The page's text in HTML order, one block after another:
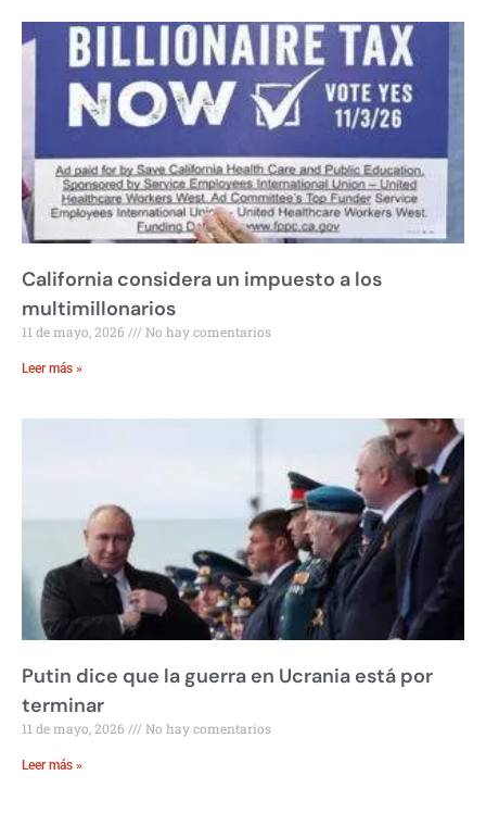
California considera un impuesto a los
multimillonarios
11 de mayo, 2026 No hay comentarios
Leer más »
Putin dice que la guerra en Ucrania está por
terminar
11 de mayo, 2026 No hay comentarios
Leer más »